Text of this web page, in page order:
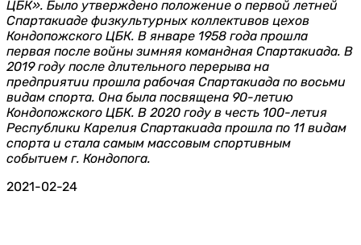
ЦБК». Было утверждено положение о первой летней
Спартакиаде физкультурных коллективов цехов
Кондопожского ЦБК. В январе 1958 года прошла
первая после войны зимняя командная Спартакиада. В
2019 году после длительного перерыва на
предприятии прошла рабочая Спартакиада по восьми
видам спорта. Она была посвящена 90-летию
Кондопожского ЦБК. В 2020 году в честь 100-летия
Республики Карелия Спартакиада прошла по 11 видам
спорта и стала самым массовым спортивным
событием г. Кондопога.
2021-02-24